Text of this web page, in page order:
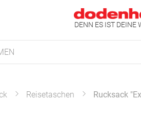
DENN ES IST DEINE
Reisetaschen Rucksack